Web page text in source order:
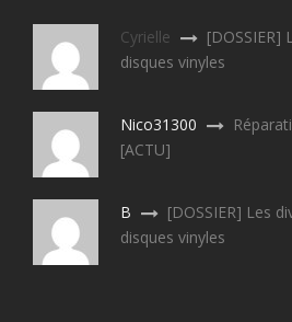
Cyrielle
[DOSSIER]
disques vinyles
Nico31300
[ACTU]
B
[DOSSIER] Les
disques vinyles